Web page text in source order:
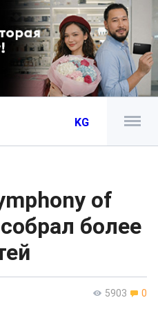
KG
of
более
5903 0